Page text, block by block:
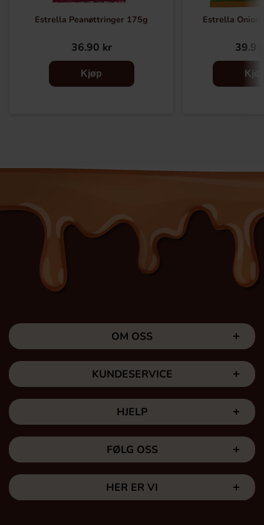
Estrella Peanøttringer 175g
36.90 kr
Kjøp
Estrella Onion
OM OSS
KUNDESERVICE
HJELP
FØLG OSS
HER ER VI